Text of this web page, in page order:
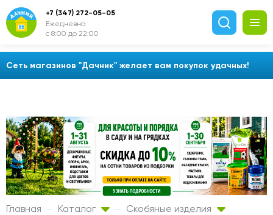
Сеть магазинов "Дачник" желает вам покупок удачных!
+7 (347) 272-05-05
Ежедневно
с 8:00 до 22:00
Главная Каталог
Скобяные изделия